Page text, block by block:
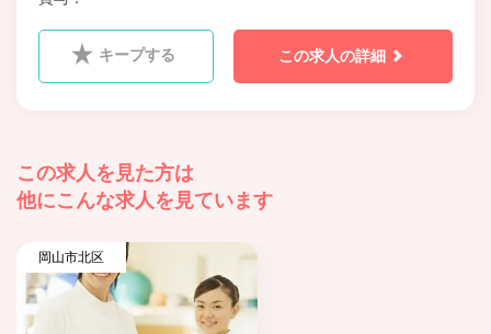
キープする この求人の詳細
この求人を見た方は
他にこんな求人を見ています
岡山市北区